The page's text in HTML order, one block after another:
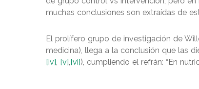
muchas conclusiones son extraídas de
El prolífero grupo de investigación de
medicina), llega a la conclusión que las
[iv] [v] [vi]), cumpliendo el refrán: “En